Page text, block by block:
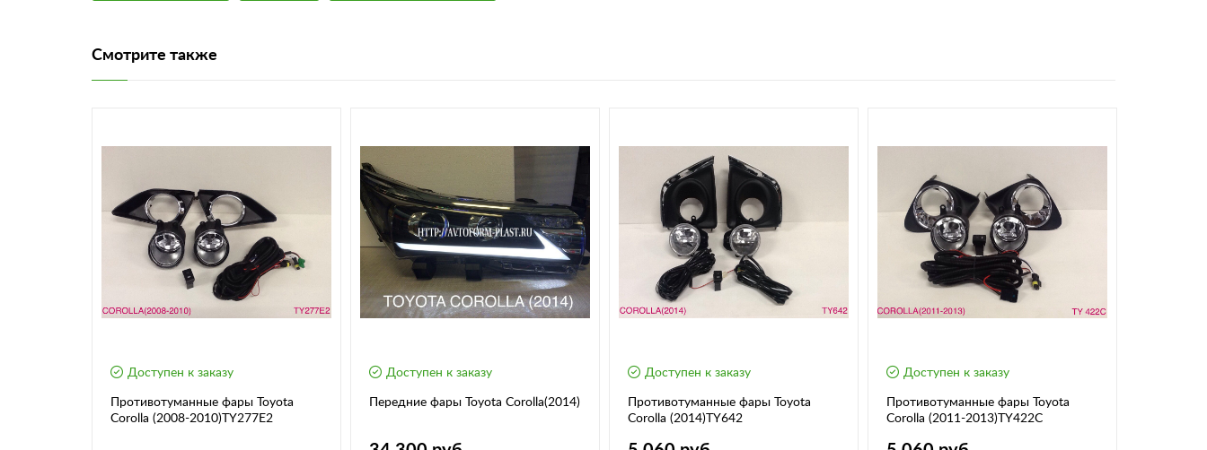
Смотрите также
Доступен к заказу
Противотуманные фары Toyota
Corolla (2008-2010)TY277E2
Доступен к заказу
Передние фары Toyota Corolla(2014)
Доступен к заказу
Противотуманные фары Toyota
Corolla (2014)TY642
Доступен к заказу
Противотуманные фары Toyota
Corolla (2011-2013)TY422C